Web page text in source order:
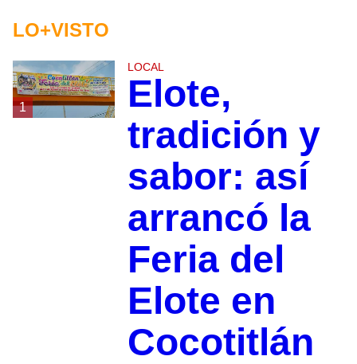
LO+VISTO
1
LOCAL
Elote,
tradición y
sabor: así
arrancó la
Feria del
Elote en
Cocotitlán